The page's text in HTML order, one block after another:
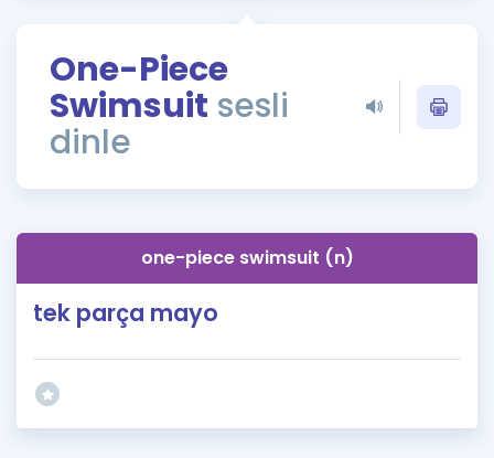
ÖSYM Sınav Takvimi
Kampanyalar
Blog
One-Piece
Swimsuit sesli
dinle
one-piece swimsuit (n)
tek parça mayo